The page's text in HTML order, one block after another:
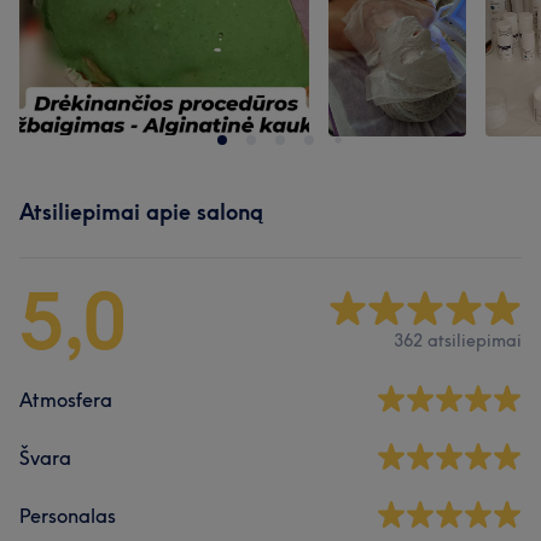
Atsiliepimai apie saloną
5,0 362 atsiliepimai
Atmosfera
Švara
Personalas